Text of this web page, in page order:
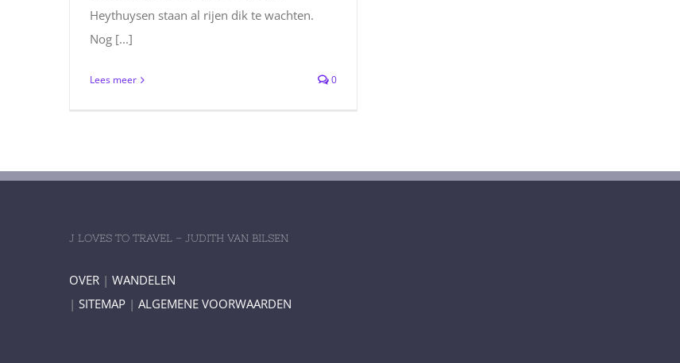
Heythuysen staan al rijen dik te wachten.
Nog [...]
Lees meer 0
J LOVES TO TRAVEL – JUDITH VAN BILSEN
OVER | WANDELEN
| SITEMAP | ALGEMENE VOORWAARDEN